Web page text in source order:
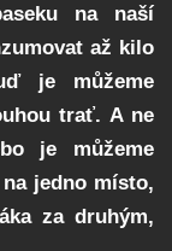
na naší
až kilo
je můžeme
trať. A ne
je můžeme
jedno místo,
za druhým,